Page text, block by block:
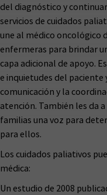
del diagnóstico y
servicios de cuidados
une al médico oncológico
enfermeras para brindar
capa adicional de apoyo.
e inquietudes del paciente
comunicación y la
atención. También les da
familias una voz para
para ellos.
Los cuidados paliativos
médica:
Un estudio de 2008